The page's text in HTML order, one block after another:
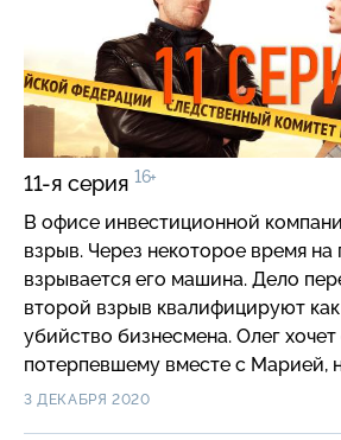
11-я серия 16+
В офисе инвестиционной
взрыв. Через некоторое время на
взрывается его машина. Дело
второй взрыв квалифицируют
убийство бизнесмена. Олег хочет
потерпевшему вместе с Марией,
переживая измену мужа, никуда
3 ДЕКАБРЯ 2020